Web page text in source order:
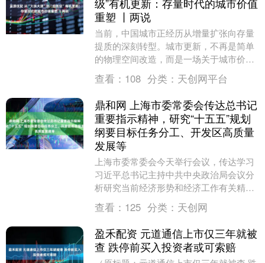
重塑 丨两说
当前，中国城市正经历从增量扩张向存量
提质的深刻转型。城市更新，不再是简单
的物理空间改造，而是一场关于城市价
值、治理逻辑与发展观念的深层次变革。
第一财经总编辑杨宇....
查看： 108 分类： 天创网平台
鼎和网 上海市委常委会传达总书记
重要指示精神，研究“十五五”规划
纲要目标任务分工、开发区高质量
发展等
上海市委常委会今天举行会议，传达学习
习近平总书记主持中共中央政治局会议分
析研究当前经济形势和经济工作有关精
神，习近平总书记就进一步总结好运用好
义乌发展经验作出的....
查看： 125 分类： 天创网
盈禾配资 元道通信上市仅三年就被
查 跌停前买入投资者或可索赔